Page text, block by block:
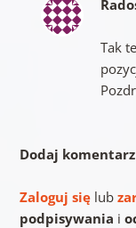
Tak
Dodaj komentarz
Zaloguj sięlub
podpisywania i